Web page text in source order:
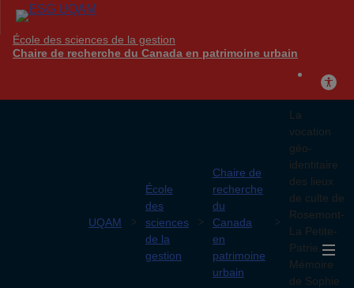
École des sciences de la gestion
Chaire de recherche du Canada en patrimoine urbain
UQAM
École
des
sciences
de la
gestion
Chaire de
recherche
du
Canada
en
patrimoine
urbain
La
vocation
géo-
identitaire
des lieux
de culte de
Rosemont-
La Petite-
Patrie.
Mémoire
de Sophie